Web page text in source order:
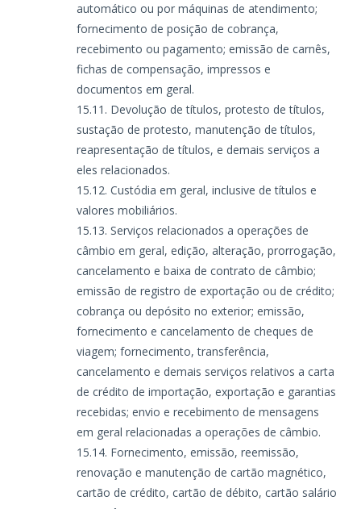
automático ou por máquinas de atendimento;
fornecimento de posição de cobrança,
recebimento ou pagamento; emissão de carnês,
fichas de compensação, impressos e
documentos em geral.
Devolução de títulos, protesto de títulos,
sustação de protesto, manutenção de títulos,
reapresentação de títulos, e demais serviços a
eles relacionados.
Custódia em geral, inclusive de títulos e
valores mobiliários.
Serviços relacionados a operações de
câmbio em geral, edição, alteração, prorrogação,
cancelamento e baixa de contrato de câmbio;
emissão de registro de exportação ou de crédito;
cobrança ou depósito no exterior; emissão,
fornecimento e cancelamento de cheques de
viagem; fornecimento, transferência,
cancelamento e demais serviços relativos a carta
de crédito de importação, exportação e garantias
recebidas; envio e recebimento de mensagens
em geral relacionadas a operações de câmbio.
Fornecimento, emissão, reemissão,
renovação e manutenção de cartão magnético,
cartão de crédito, cartão de débito, cartão salário